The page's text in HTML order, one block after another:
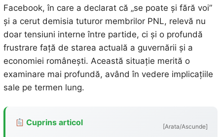
Facebook, în care a declarat că „se poate și fără voi”
și a cerut demisia tuturor membrilor PNL, relevă nu
doar tensiuni interne între partide, ci și o profundă
frustrare față de starea actuală a guvernării și a
economiei românești. Această situație merită o
examinare mai profundă, având în vedere implicațiile
sale pe termen lung.
Cuprins articol [Arata/Ascunde]